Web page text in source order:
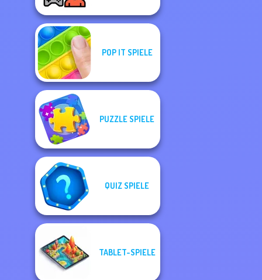
POP IT SPIELE
PUZZLE SPIELE
QUIZ SPIELE
TABLET-SPIELE